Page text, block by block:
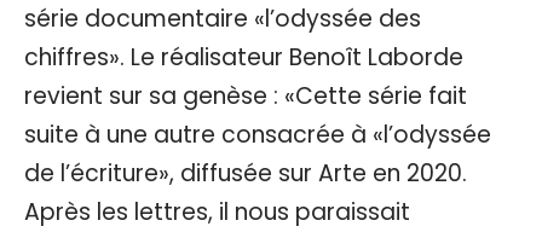
série documentaire «l’odyssée des
chiffres». Le réalisateur Benoît Laborde
revient sur sa genèse : «Cette série fait
suite à une autre consacrée à «l’odyssée
de l’écriture», diffusée sur Arte en 2020.
Après les lettres, il nous paraissait